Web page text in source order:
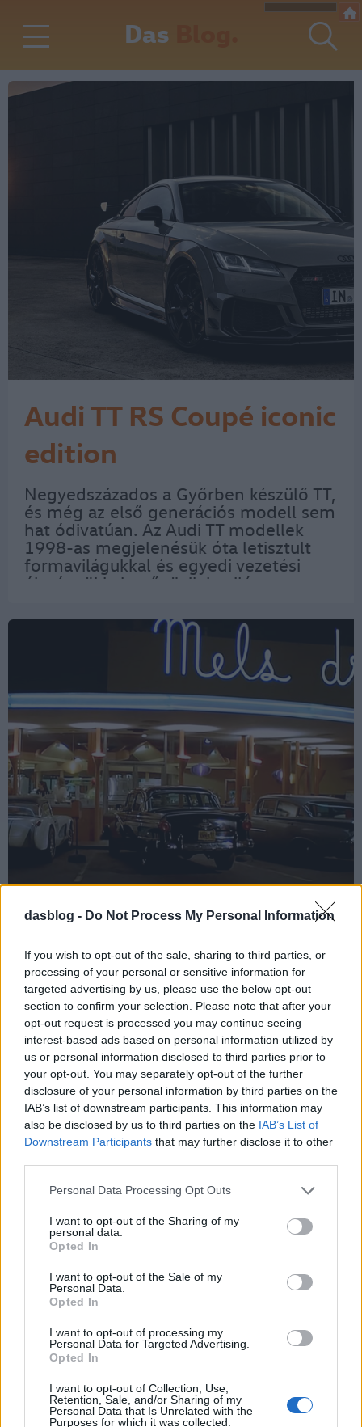
dasblog - Do Not Process My Personal Information
If you wish to opt-out of the sale, sharing to third parties, or
processing of your personal or sensitive information for
targeted advertising by us, please use the below opt-out
section to confirm your selection. Please note that after your
opt-out request is processed you may continue seeing
interest-based ads based on personal information utilized by
us or personal information disclosed to third parties prior to
your opt-out. You may separately opt-out of the further
disclosure of your personal information by third parties on the
IAB’s list of downstream participants. This information may
also be disclosed by us to third parties on the IAB’s List of
Downstream Participants that may further disclose it to other
Please note that this website/app uses one or more Google
not limited to your visit or usage behaviour. You may click to
grant or deny consent to Google and its third-party tags to
use your data for below specified purposes in below Google
consent section.
Personal Data Processing Opt Outs
I want to opt-out of the Sharing of my
personal data.
Opted In
I want to opt-out of the Sale of my
Personal Data.
Opted In
I want to opt-out of processing my
Personal Data for Targeted Advertising.
Opted In
I want to opt-out of Collection, Use,
Retention, Sale, and/or Sharing of my
Personal Data that Is Unrelated with the
Purposes for which it was collected.
Das
Audi TT RS Coupé iconic
edition
Negyedszázados a Győrben készülő TT,
és még az első generációs modell sem
hat ódivatúan. Az Audi TT modellek
1998-as megjelenésük óta letisztult
formavilágukkal és egyedi vezetési
élményükkel nyűgözik le világszerte a
annak a »kevesebb több« univerzális…
Jó autós évet!
Ezzel a videóval kívánunk jó autós évet
mindenkinek, és ha már Chuck Berry
rock and rolljára rávágták az American
Graffiti részleteit, azt is elmondjuk,
hogy miért vált a Star Wars előtt
készült George Lucas alkotás
kultuszfilmmé. Az American Graffiti az
1950-es évekről szól, amikor az
Egyesült…